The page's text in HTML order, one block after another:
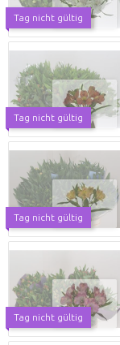
Tag nicht gültig
Tag nicht gültig
Tag nicht gültig
Tag nicht gültig